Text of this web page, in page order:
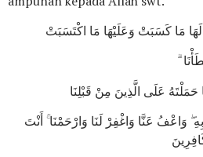
لَهَا مَا كَسَبَتْ وَعَلَيْهَا مَا اكْتَسَبَتْ